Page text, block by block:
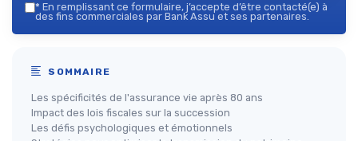
* En remplissant ce formulaire, j’accepte d’être contacté(e) à
des fins commerciales par Bank Assu et ses partenaires.
SOMMAIRE
Les spécificités de l'assurance vie après 80 ans
Impact des lois fiscales sur la succession
Les défis psychologiques et émotionnels